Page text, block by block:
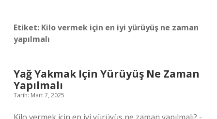
Etiket: Kilo vermek için en iyi yürüyüş ne zaman
yapılmalı
Yağ Yakmak Için Yürüyüş Ne Zaman
Yapılmalı
Tarih: Mart 7, 2025